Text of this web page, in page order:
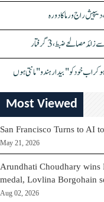
راج ورما کا دورہ
اب خود کو "بیدار ہندو" مانتی ہوں
Most Viewed
San Francisco Turns to AI
May 21, 2026
Arundhati Choudhary wins
medal, Lovlina Borgohain
Aug 02, 2026